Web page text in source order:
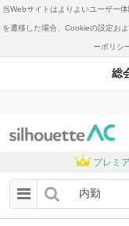
当Webサイトはよりよいユーザー
を遷移した場合、Cookieの設定お
ーポリシ
総
プレミ